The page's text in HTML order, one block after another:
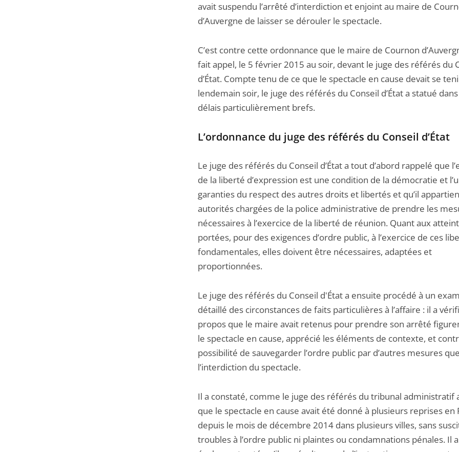
avait suspendu l’arrêté d’interdiction et enjoint au maire de
d’Auvergne de laisser se dérouler le spectacle.
C’est contre cette ordonnance que le maire de Cournon
fait appel, le 5 février 2015 au soir, devant le juge des référés du
d’État. Compte tenu de ce que le spectacle en cause devait se
lendemain soir, le juge des référés du Conseil d’État a statué
délais particulièrement brefs.
L’ordonnance du juge des référés du Conseil d’État
Le juge des référés du Conseil d’État a tout d’abord rappelé que
de la liberté d’expression est une condition de la démocratie et
garanties du respect des autres droits et libertés et qu’il
autorités chargées de la police administrative de prendre les
nécessaires à l’exercice de la liberté de réunion. Quant aux
portées, pour des exigences d’ordre public, à l’exercice de ces
fondamentales, elles doivent être nécessaires, adaptées et
proportionnées.
Le juge des référés du Conseil d'État a ensuite procédé à un
détaillé des circonstances de faits particulières à l’affaire : il a
propos que le maire avait retenus pour prendre son arrêté
le spectacle en cause, apprécié les éléments de contexte, et
possibilité de sauvegarder l’ordre public par d’autres mesures que
l’interdiction du spectacle.
Il a constaté, comme le juge des référés du tribunal administratif
que le spectacle en cause avait été donné à plusieurs reprises en
depuis le mois de décembre 2014 dans plusieurs villes, sans
troubles à l’ordre public ni plaintes ou condamnations pénales. Il a